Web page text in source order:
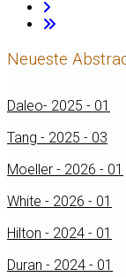
Neueste
Daleo- 2025 - 01
Tang - 2025 - 03
Moeller - 2026 - 01
White - 2026 - 01
Hilton - 2024 - 01
Duran - 2024 - 01